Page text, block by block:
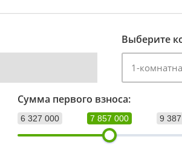
Выберите
Сумма первого взноса:
6 327 000 9
7 857 000